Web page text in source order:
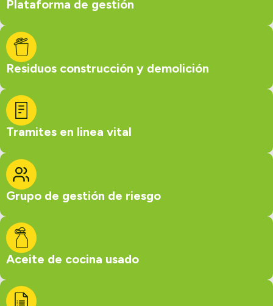
Plataforma de gestión
Residuos construcción y demolición
Tramites en linea vital
Grupo de gestión de riesgo
Aceite de cocina usado